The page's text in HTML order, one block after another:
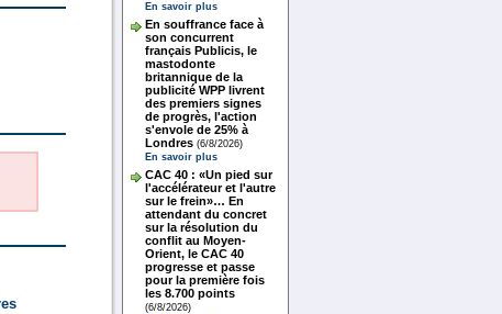
En savoir plus
En souffrance face à
son concurrent
français Publicis, le
mastodonte
britannique de la
publicité WPP livrent
des premiers signes
de progrès, l'action
s'envole de 25% à
Londres (6/8/2026)
En savoir plus
CAC 40 : «Un pied sur
l'accélérateur et l'autre
sur le frein»… En
attendant du concret
sur la résolution du
conflit au Moyen-
Orient, le CAC 40
progresse et passe
pour la première fois
les 8.700 points
(6/8/2026)